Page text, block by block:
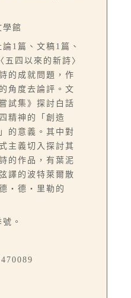
學館
1篇、文稿1篇、
四以來的新詩〉
的成就問題，作
角度去論評。文
試集》探討白話
精神的「創造
的意義。其中對
主義切入探討其
的作品，有葉泥
譯的波特萊爾散
德‧德‧里勒的
。